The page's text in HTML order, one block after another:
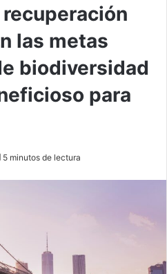
las metas
biodiversidad
para
5 minutos de lectura